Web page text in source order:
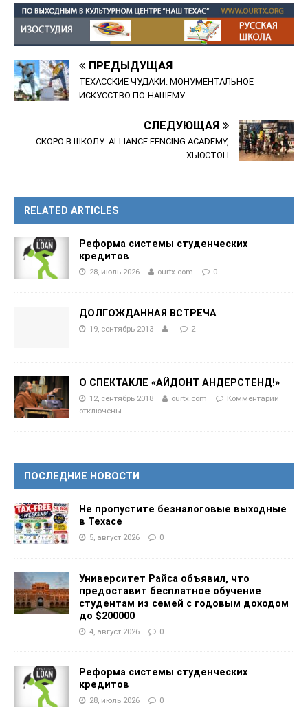
ПРЕДЫДУЩАЯ
ТЕХАССКИЕ ЧУДАКИ: МОНУМЕНТАЛЬНОЕ
ИСКУССТВО ПО-НАШЕМУ
СЛЕДУЮЩАЯ
СКОРО В ШКОЛУ: ALLIANCE FENCING ACADEMY,
ХЬЮСТОН
RELATED ARTICLES
Реформа системы студенческих
кредитов
28, июль 2026 ourtx.com 0
ДОЛГОЖДАННАЯ ВСТРЕЧА
19, сентябрь 2013 2
О СПЕКТАКЛЕ «АЙДОНТ АНДЕРСТЕНД!»
12, сентябрь 2018 ourtx.com
Комментарии
отключены
ПОСЛЕДНИЕ НОВОСТИ
Не пропустите безналоговые выходные
в Техасе
5, август 2026 0
Университет Райса объявил, что
предоставит бесплатное обучение
студентам из семей с годовым доходом
до $200000
4, август 2026 0
Реформа системы студенческих
кредитов
28, июль 2026 0